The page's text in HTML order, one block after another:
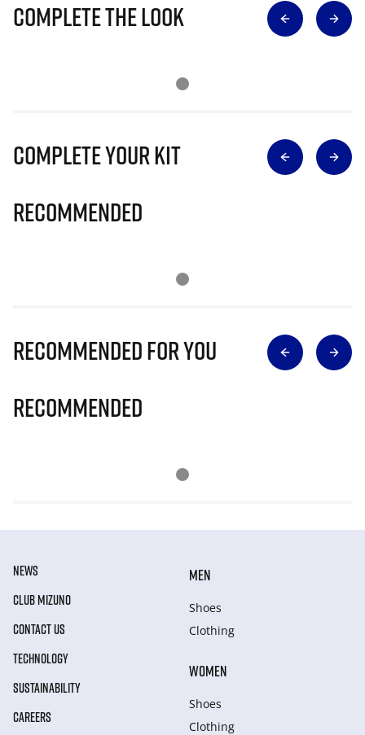
Complete The Look
Complete Your Kit
Recommended
Recommended for you
Recommended
NEWS
CLUB MIZUNO
CONTACT US
TECHNOLOGY
SUSTAINABILITY
CAREERS
MEN
Shoes
Clothing
WOMEN
Shoes
Clothing